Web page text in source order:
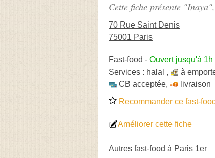
Cette fiche présente
70 Rue Saint Denis
75001 Paris
Fast-food - Ouvert jusqu'à 1h
Services : halal , à
CB acceptée,
livraison
Recommander ce fast-food
Améliorer cette fiche
Autres fast-food à Paris 1er